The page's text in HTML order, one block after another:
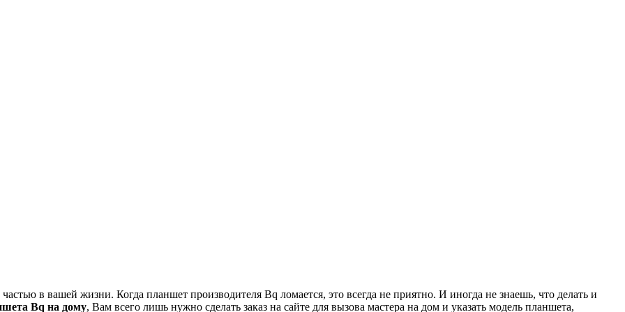
в вашей жизни. Когда планшет производителя Bq ломается, это всегда не приятно. И иногда не знаешь, что делать и
Bq на дому, Вам всего лишь нужно сделать заказ на сайте для вызова мастера на дом и указать модель планшета,